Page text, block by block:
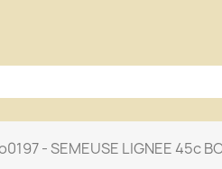
- SEMEUSE LIGNEE 45c